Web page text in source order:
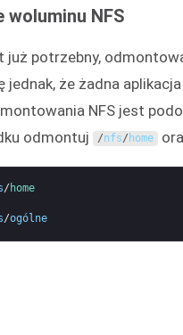
woluminu NFS
już potrzebny,
że żadna
NFS jest
odmontuj
/nfs/ home
/ home
/ogólne